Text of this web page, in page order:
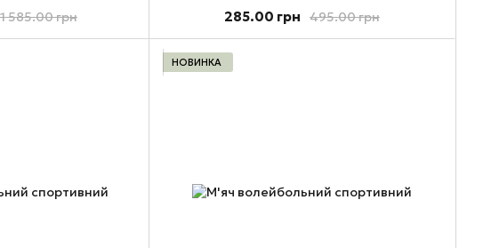
1 585.00 грн 495.00 грн
285.00 грн
НОВИНКА